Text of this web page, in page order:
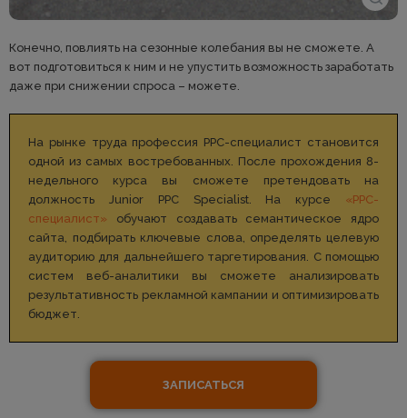
Конечно, повлиять на сезонные колебания вы не сможете. А
вот подготовиться к ним и не упустить возможность заработать
даже при снижении спроса – можете.
На рынке труда профессия РРС-специалист становится
одной из самых востребованных. После прохождения 8-
недельного курса вы сможете претендовать на
должность Junior PPC Specialist. На курсе «РРС-
специалист» обучают создавать семантическое ядро
сайта, подбирать ключевые слова, определять целевую
аудиторию для дальнейшего таргетирования. С помощью
систем веб-аналитики вы сможете анализировать
результативность рекламной кампании и оптимизировать
бюджет.
ЗАПИСАТЬСЯ